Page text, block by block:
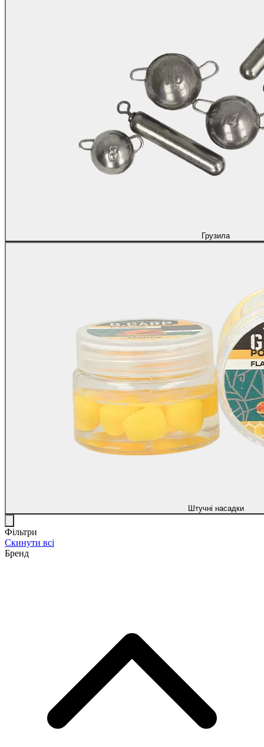
Грузила
Штучні насадки
Фільтри
Скинути всі
Бренд